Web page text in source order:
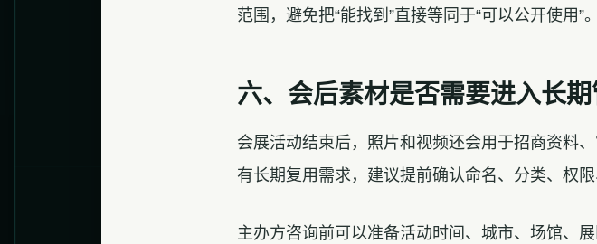
范围，避免把“能找到”直接等同于“可以公开使用”。
六、会后素材是否需要进入长期
会展活动结束后，照片和视频还会用于招商资料
有长期复用需求，建议提前确认命名、分类、权限
主办方咨询前可以准备活动时间、城市、场馆、